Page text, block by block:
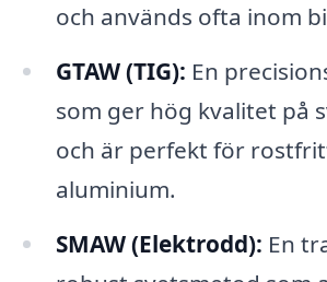
och används ofta inom
GTAW (TIG): En
som ger hög kvalitet på
och är perfekt för
aluminium.
SMAW (Elektrodd): En